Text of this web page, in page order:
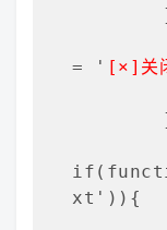
= ' [×]关
xt')){